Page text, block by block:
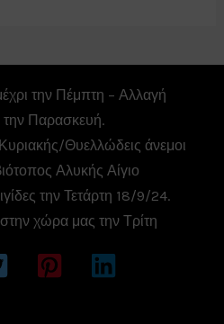
την Πέμπτη – Αλλαγή
Παρασκευή.
Θυελλώδεις άνεμοι
Αλυκής Αίγιο
την Τετάρτη 18/9/24.
χώρα μας την Τρίτη